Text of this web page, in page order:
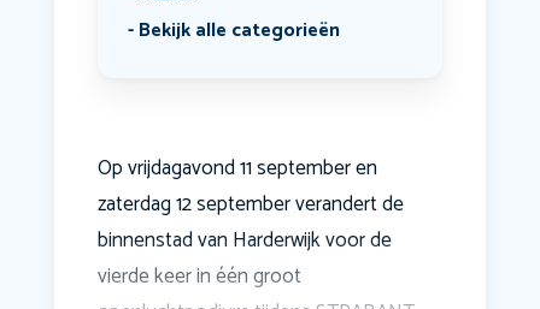
Bekijk alle categorieën
Op vrijdagavond 11 september en
zaterdag 12 september verandert de
binnenstad van Harderwijk voor de
vierde keer in één groot